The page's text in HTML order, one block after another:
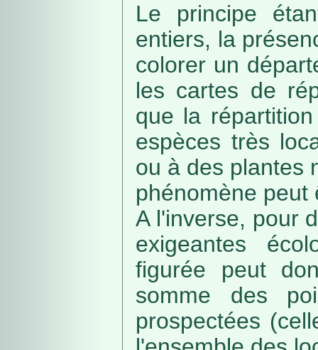
Le principe
entiers, la
colorer un
les cartes de
que la
espèces très
ou à des plantes
phénomène peut
A l'inverse, pour
exigeantes
figurée peut
somme des
prospectées